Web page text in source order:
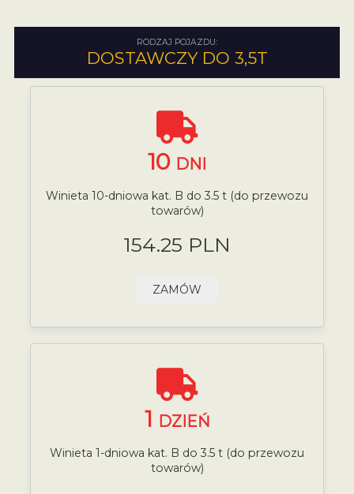
RODZAJ POJAZDU:
DOSTAWCZY DO 3,5T
10 DNI
Winieta 10-dniowa kat. B do 3.5 t (do przewozu
towarów)
154.25 PLN
ZAMÓW
1 DZIEŃ
Winieta 1-dniowa kat. B do 3.5 t (do przewozu
towarów)